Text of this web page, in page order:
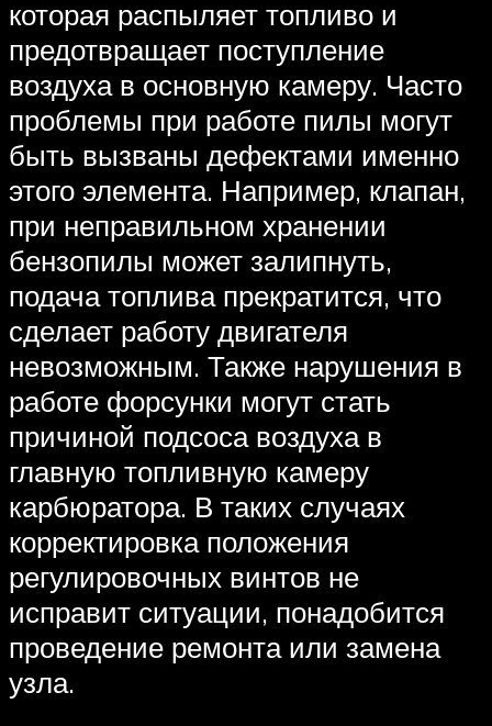
которая распыляет топливо и
предотвращает поступление
воздуха в основную камеру. Часто
проблемы при работе пилы могут
быть вызваны дефектами именно
этого элемента. Например, клапан,
при неправильном хранении
бензопилы может залипнуть,
подача топлива прекратится, что
сделает работу двигателя
невозможным. Также нарушения в
работе форсунки могут стать
причиной подсоса воздуха в
главную топливную камеру
карбюратора. В таких случаях
корректировка положения
регулировочных винтов не
исправит ситуации, понадобится
проведение ремонта или замена
узла.